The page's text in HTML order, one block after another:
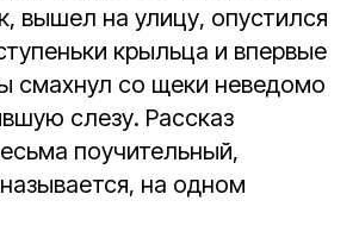
вышел на улицу, опустился
крыльца и впервые
смахнул со щеки неведомо
слезу. Рассказ
поучительный,
на одном